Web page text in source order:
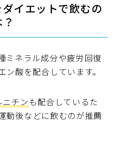
イエットで飲むの
ミネラル成分や疲労回復
ン酸を配合 しています。
チンも配合しているた
動後などに飲むのが推薦